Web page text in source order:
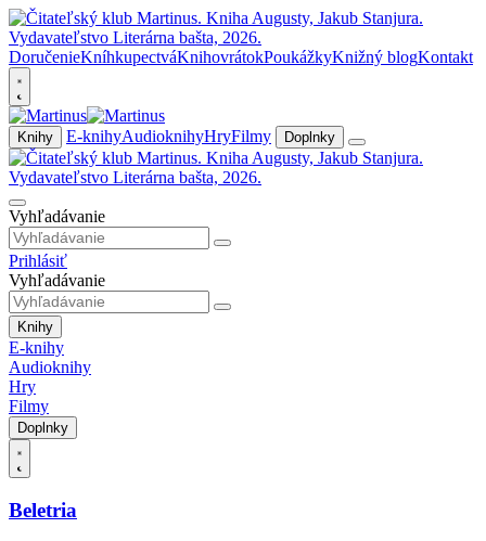
DoručenieKníhkupectváKnihovrátokPoukážkyKnižný blogKontakt
Knihy E-knihyAudioknihyHryFilmy Doplnky
Vyhľadávanie
Prihlásiť
Vyhľadávanie
Knihy
E-knihy
Audioknihy
Hry
Filmy
Doplnky
Beletria